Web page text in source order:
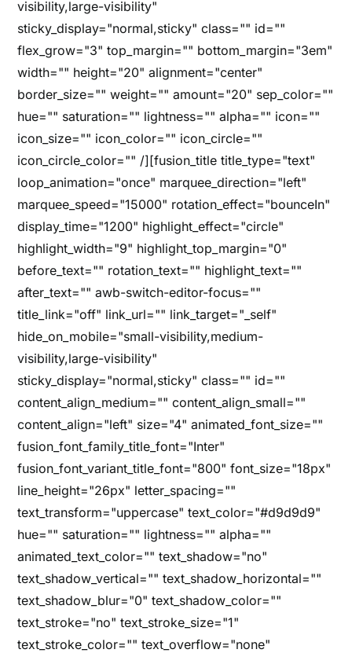
visibility,large-visibility"
sticky_display="normal,sticky" class="" id=""
flex_grow="3" top_margin="" bottom_margin="3em"
width="" height="20" alignment="center"
border_size="" weight="" amount="20" sep_color=""
hue="" saturation="" lightness="" alpha="" icon=""
icon_size="" icon_color="" icon_circle=""
icon_circle_color="" /][fusion_title title_type="text"
loop_animation="once" marquee_direction="left"
marquee_speed="15000" rotation_effect="bounceIn"
display_time="1200" highlight_effect="circle"
highlight_width="9" highlight_top_margin="0"
before_text="" rotation_text="" highlight_text=""
after_text="" awb-switch-editor-focus=""
title_link="off" link_url="" link_target="_self"
hide_on_mobile="small-visibility,medium-
visibility,large-visibility"
sticky_display="normal,sticky" class="" id=""
content_align_medium="" content_align_small=""
content_align="left" size="4" animated_font_size=""
fusion_font_family_title_font="Inter"
fusion_font_variant_title_font="800" font_size="18px"
line_height="26px" letter_spacing=""
text_transform="uppercase" text_color="#d9d9d9"
hue="" saturation="" lightness="" alpha=""
animated_text_color="" text_shadow="no"
text_shadow_vertical="" text_shadow_horizontal=""
text_shadow_blur="0" text_shadow_color=""
text_stroke="no" text_stroke_size="1"
text_stroke_color="" text_overflow="none"